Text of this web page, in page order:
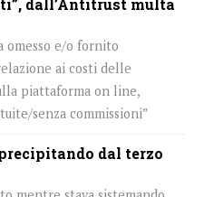
dall’Antitrust multa
omesso e/o fornito
ai costi delle
piattaforma on line,
senza commissioni”
dal terzo